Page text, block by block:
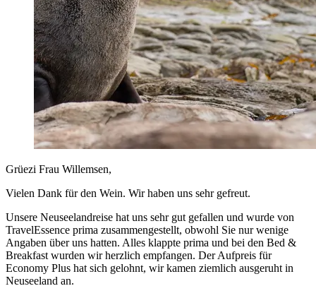
Grüezi Frau Willemsen,
Vielen Dank für den Wein. Wir haben uns sehr gefreut.
Unsere Neuseelandreise hat uns sehr gut gefallen und wurde von
TravelEssence prima zusammengestellt, obwohl Sie nur wenige
Angaben über uns hatten. Alles klappte prima und bei den Bed &
Breakfast wurden wir herzlich empfangen. Der Aufpreis für
Economy Plus hat sich gelohnt, wir kamen ziemlich ausgeruht in
Neuseeland an.